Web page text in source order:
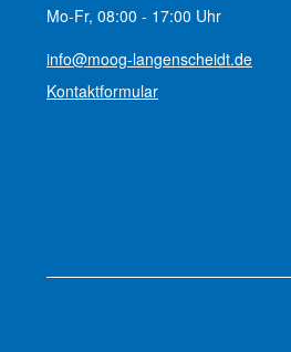
Mo-Fr, 08:00 - 17:00 Uhr
info@moog-langenscheidt.de
Kontaktformular